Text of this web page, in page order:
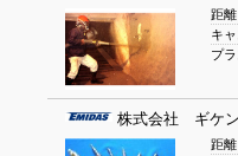
距
キ
プ
株式会社 ギケン
距